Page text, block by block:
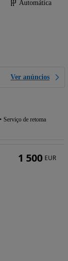
Automática
Ver anúncios
Serviço de retoma
1 500 EUR